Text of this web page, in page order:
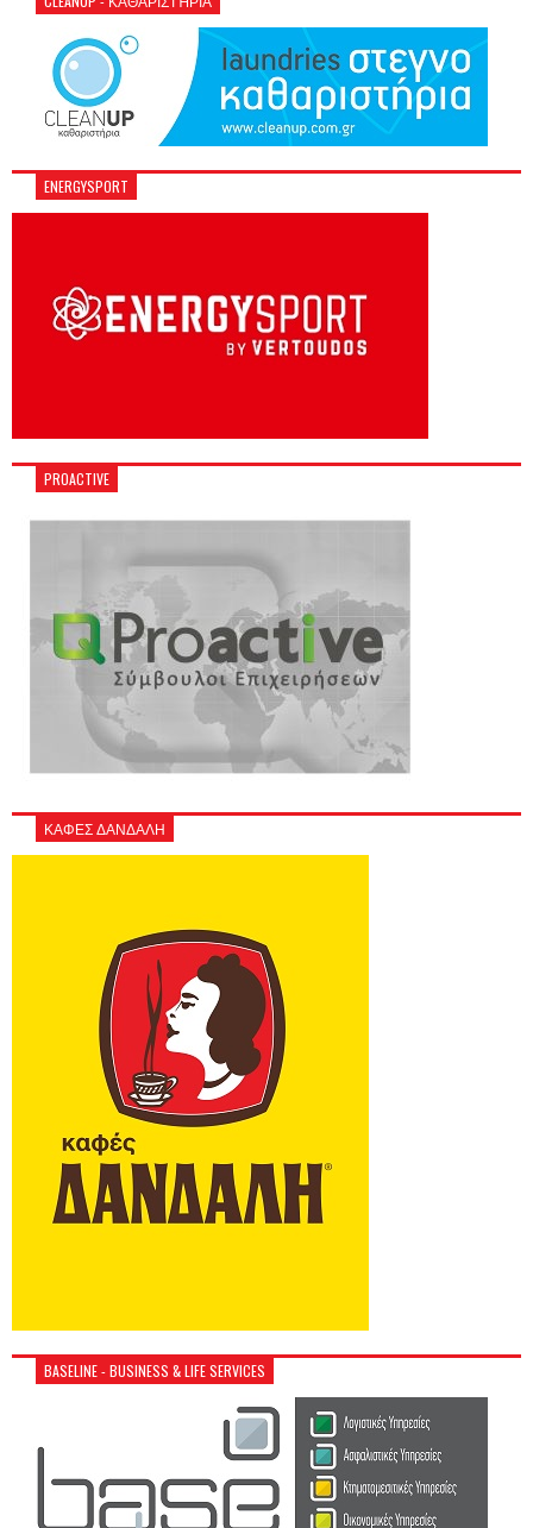
ENERGYSPORT
PROACTIVE
ΚΑΦΕΣ ΔΑΝΔΑΛΗ
BASELINE - BUSINESS & LIFE SERVICES